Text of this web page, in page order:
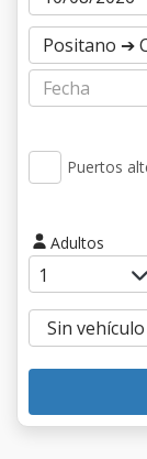
Puertos
Adultos